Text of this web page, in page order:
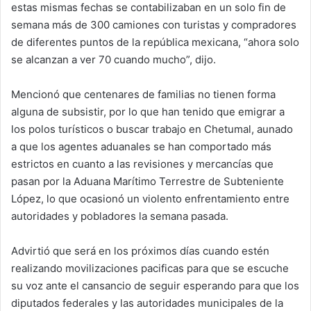
estas mismas fechas se contabilizaban en un solo fin de
semana más de 300 camiones con turistas y compradores
de diferentes puntos de la república mexicana, “ahora solo
se alcanzan a ver 70 cuando mucho”, dijo.
Mencionó que centenares de familias no tienen forma
alguna de subsistir, por lo que han tenido que emigrar a
los polos turísticos o buscar trabajo en Chetumal, aunado
a que los agentes aduanales se han comportado más
estrictos en cuanto a las revisiones y mercancías que
pasan por la Aduana Marítimo Terrestre de Subteniente
López, lo que ocasionó un violento enfrentamiento entre
autoridades y pobladores la semana pasada.
Advirtió que será en los próximos días cuando estén
realizando movilizaciones pacificas para que se escuche
su voz ante el cansancio de seguir esperando para que los
diputados federales y las autoridades municipales de la